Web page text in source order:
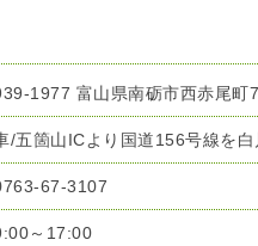
1977 富山県南砺市西赤尾町
/五箇山ICより国道156号線を
67-3107
～17:00